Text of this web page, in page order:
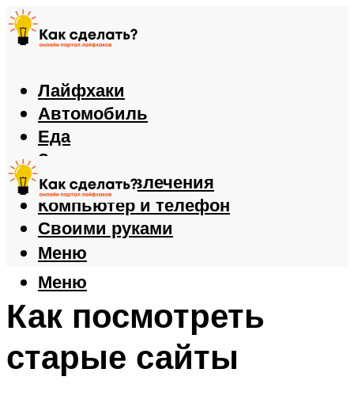
Лайфхаки
Автомобиль
Еда
Здоровье
Игры и развлечения
Компьютер и телефон
Своими руками
Меню
Меню
Как посмотреть
старые сайты